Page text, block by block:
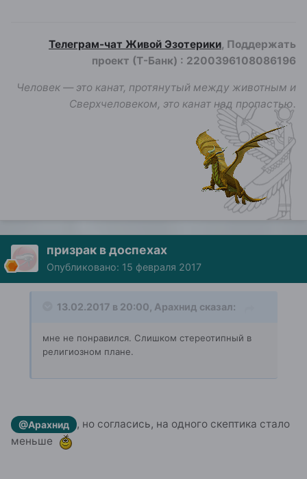
Телеграм-чат Живой Эзотерики, Поддержать
проект (Т-Банк) : 2200396108086196
Человек — это канат, протянутый между животным и
Сверхчеловеком, это канат над пропастью.
призрак в доспехах
Опубликовано: 15 февраля 2017
13.02.2017 в 20:00, Арахнид сказал:
мне не понравился. Слишком стереотипный в
религиозном плане.
@Арахнид
, но согласись, на одного скептика стало
меньше